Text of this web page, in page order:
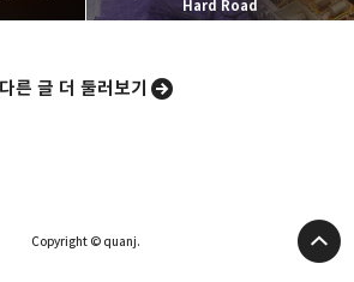
Hard Road
다른 글 더 둘러보기
Copyright © quanj.